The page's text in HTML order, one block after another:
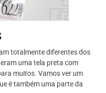
totalmente diferentes dos
uma tela preta com
muitos. Vamos ver um
é também uma parte da